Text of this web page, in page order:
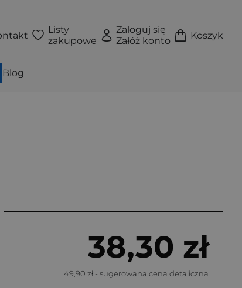
Listy
zakupowe
Zaloguj się
Załóż konto
Koszyk
Blog
38,30 zł
49,90 zł - sugerowana cena detaliczna